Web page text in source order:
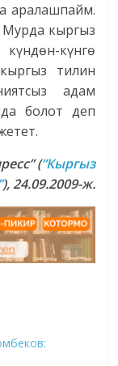
аралашпайм.
Мурда кыргыз
күнгө
тилин
адам
болот деп
(“Кыргыз
), 24.09.2009-ж.